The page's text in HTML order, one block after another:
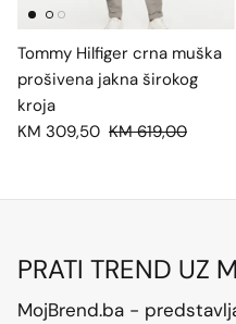
Tommy Hilfiger crna muška
prošivena jakna širokog
kroja
KM 309,50 KM 619,00
PRATI TREND UZ
MojBrend.ba -